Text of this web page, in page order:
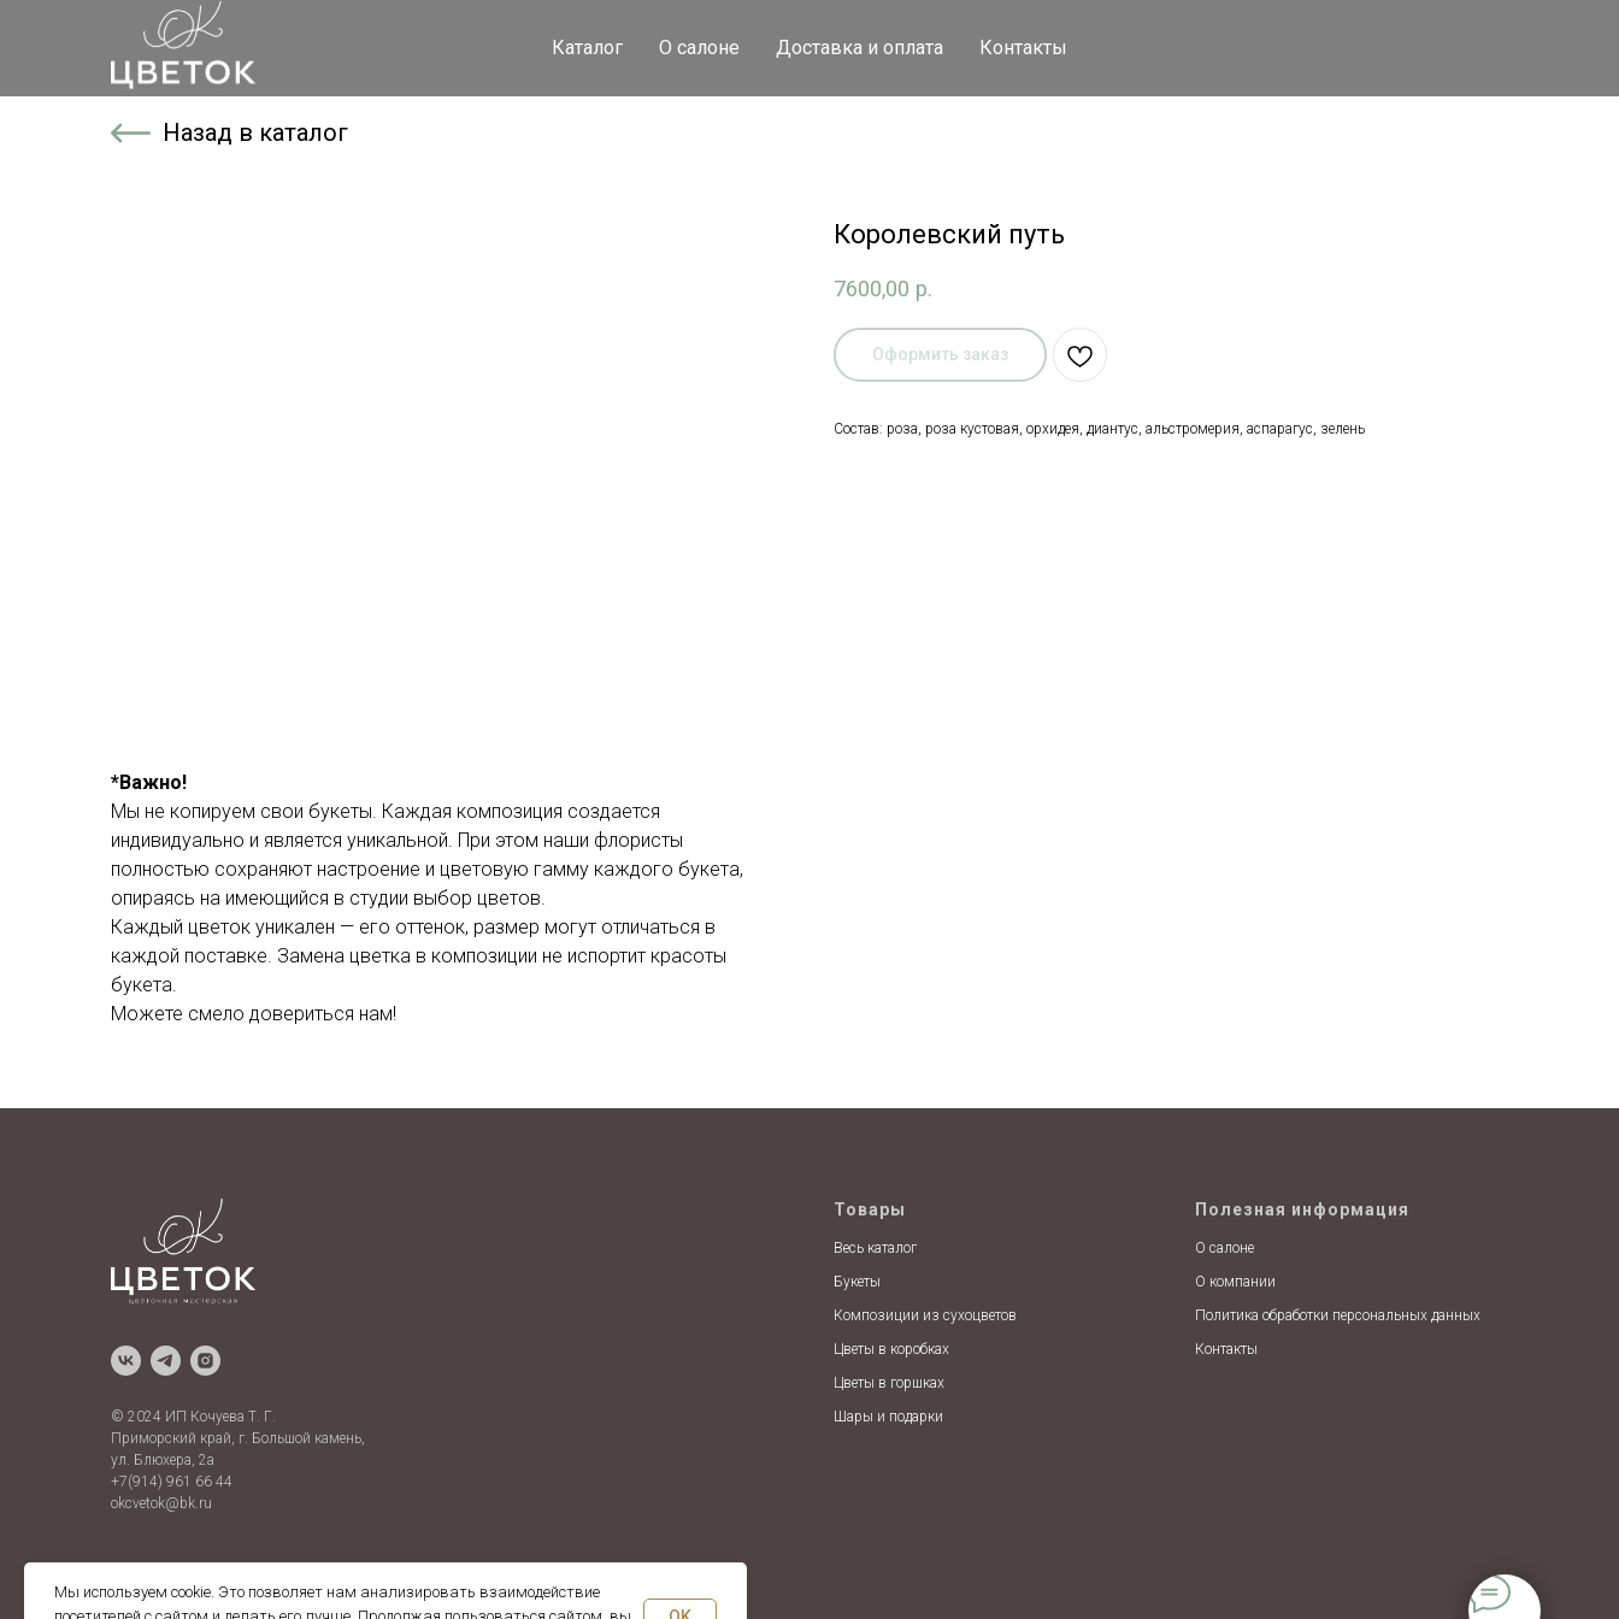
Каталог О салоне Доставка и оплата Контакты
Назад в каталог
Королевский путь
7600,00 р.
Оформить заказ
Состав: роза, роза кустовая, орхидея, диантус, альстромерия, аспарагус, зелень
*Важно!
Мы не копируем свои букеты. Каждая композиция создается
индивидуально и является уникальной. При этом наши флористы
полностью сохраняют настроение и цветовую гамму каждого букета,
опираясь на имеющийся в студии выбор цветов.
Каждый цветок уникален — его оттенок, размер могут отличаться в
каждой поставке. Замена цветка в композиции не испортит красоты
букета.
Можете смело довериться нам!
© 2024 ИП Кочуева Т. Г.
Приморский край, г. Большой камень,
ул. Блюхера, 2а
+7(914) 961 66 44
okcvetok@bk.ru
Товары
Весь каталог
Букеты
Композиции из сухоцветов
Цветы в коробках
Цветы в горшках
Шары и подарки
Полезная информация
О салоне
О компании
Политика обработки персональных данных
Контакты
Мы используем cookie. Это позволяет нам анализировать взаимодействие